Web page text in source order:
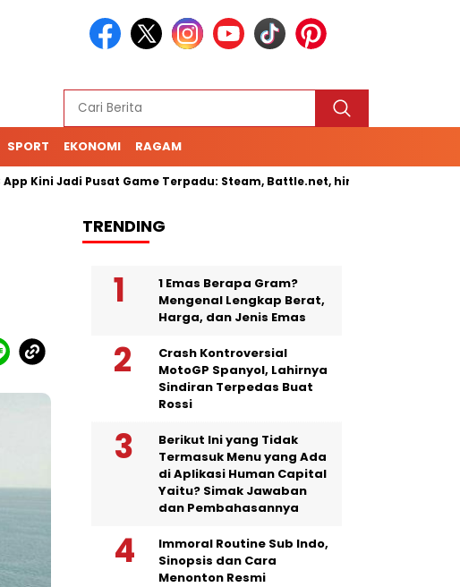
SPORT EKONOMI RAGAM
Jadi Pusat Game Terpadu: Steam, Battle.net, hingga Cloud Gaming
TRENDING
1 Emas Berapa Gram?
Mengenal Lengkap Berat,
Harga, dan Jenis Emas
Crash Kontroversial
MotoGP Spanyol, Lahirnya
Sindiran Terpedas Buat
Rossi
Berikut Ini yang Tidak
Termasuk Menu yang Ada
di Aplikasi Human Capital
Yaitu? Simak Jawaban
dan Pembahasannya
Immoral Routine Sub Indo,
Sinopsis dan Cara
Menonton Resmi